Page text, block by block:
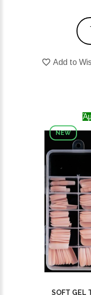
Add to
NEW
SOFT GEL